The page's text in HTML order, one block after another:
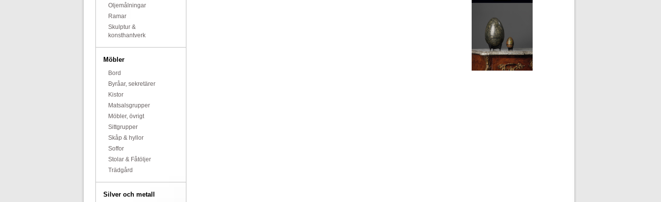
Oljemålningar
Ramar
Skulptur &
konsthantverk
Möbler
Bord
Byråar, sekretärer
Kistor
Matsalsgrupper
Möbler, övrigt
Sittgrupper
Skåp & hyllor
Soffor
Stolar & Fåtöljer
Trädgård
Silver och metall